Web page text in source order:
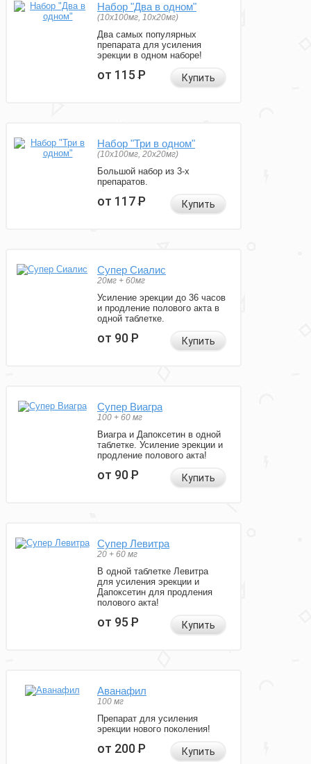
Набор "Два в одном"
(10x100мг, 10x20мг)
Два самых популярных
препарата для усиления
эрекции в одном наборе!
от 115Р Купить
Набор "Три в одном"
(10x100мг, 20x20мг)
Большой набор из 3-х
препаратов.
от 117Р Купить
Супер Сиалис
20мг + 60мг
Усиление эрекции до 36 часов
и продление полового акта в
одной таблетке.
от 90Р Купить
Супер Виагра
100 + 60 мг
Виагра и Дапоксетин в одной
таблетке. Усиление эрекции и
продление полового акта!
от 90Р Купить
Супер Левитра
20 + 60 мг
В одной таблетке Левитра
для усиления эрекции и
Дапоксетин для продления
полового акта!
от 95Р Купить
Аванафил
100 мг
Препарат для усиления
эрекции нового поколения!
от 200Р Купить